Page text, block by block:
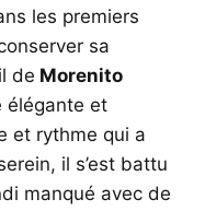
les premiers
sa
de Morenito
élégante et
et rythme qui a
il s’est battu
manqué avec de